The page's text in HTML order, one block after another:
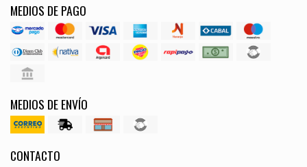
MEDIOS DE PAGO
MEDIOS DE ENVÍO
CONTACTO